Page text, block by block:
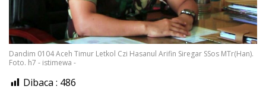
Dandim 0104 Aceh Timur Letkol Czi Hasanul Arifin Siregar SSos MTr(Han).
Foto. h7 - istimewa -
Dibaca : 486